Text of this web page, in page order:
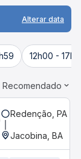
Alterar data
12h00 -
Recomendado
Redenção, PA
Jacobina, BA